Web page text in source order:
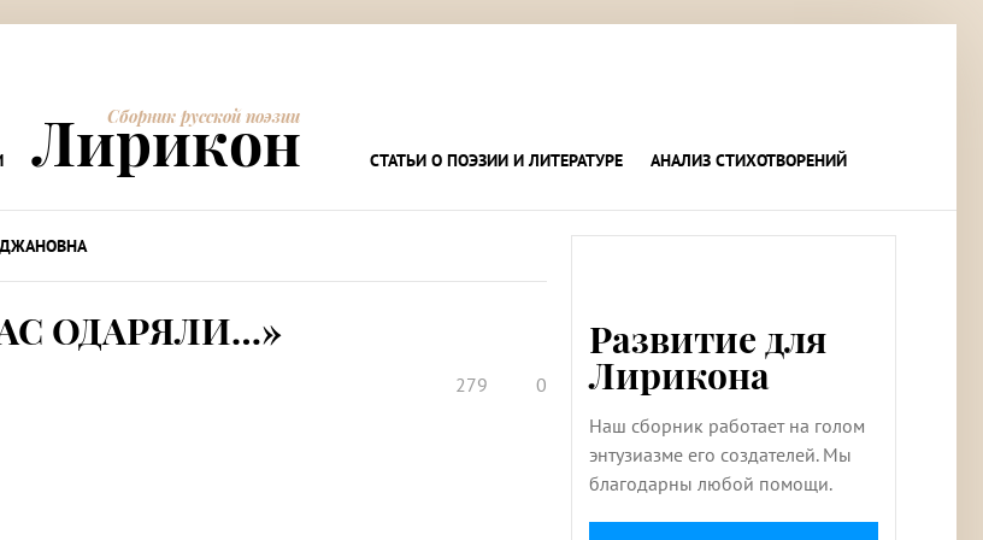
Сборник русской поэзии
Лирикон СТАТЬИ О ПОЭЗИИ И ЛИТЕРАТУРЕ АНАЛИЗ СТИХОТВОРЕНИЙ
ОДАРЯЛИ…»
279 0
Развитие для
Лирикона
Наш сборник работает на голом
энтузиазме его создателей. Мы
благодарны любой помощи.